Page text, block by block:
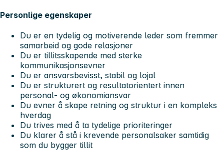
Personlige egenskaper
Du er en tydelig og motiverende leder som fremmer
samarbeid og gode relasjoner
Du er tillitsskapende med sterke
kommunikasjonsevner
Du er ansvarsbevisst, stabil og lojal
Du er strukturert og resultatorientert innen
personal- og økonomiansvar
Du evner å skape retning og struktur i en kompleks
hverdag
Du trives med å ta tydelige prioriteringer
Du klarer å stå i krevende personalsaker samtidig
som du bygger tillit